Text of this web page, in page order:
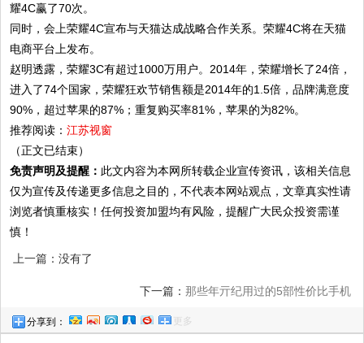
耀4C赢了70次。
同时，会上荣耀4C宣布与天猫达成战略合作关系。荣耀4C将在天猫
电商平台上发布。
赵明透露，荣耀3C有超过1000万用户。2014年，荣耀增长了24倍，
进入了74个国家，荣耀狂欢节销售额是2014年的1.5倍，品牌满意度
90%，超过苹果的87%；重复购买率81%，苹果的为82%。
推荐阅读：江苏视窗
（正文已结束）
免责声明及提醒： 此文内容为本网所转载企业宣传资讯，该相关信息
仅为宣传及传递更多信息之目的，不代表本网站观点，文章真实性请
浏览者慎重核实！任何投资加盟均有风险，提醒广大民众投资需谨
慎！
上一篇：没有了
下一篇： 那些年亓纪用过的5部性价比手机
分享到： 更多